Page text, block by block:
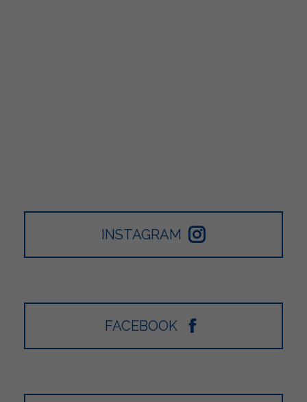
INSTAGRAM
FACEBOOK